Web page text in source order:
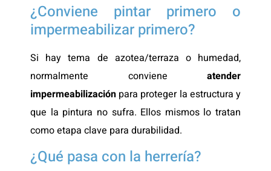
¿Conviene pintar primero o
impermeabilizar primero?
Si hay tema de azotea/terraza o humedad,
normalmente conviene atender
impermeabilización para proteger la estructura y
que la pintura no sufra. Ellos mismos lo tratan
como etapa clave para durabilidad.
¿Qué pasa con la herrería?